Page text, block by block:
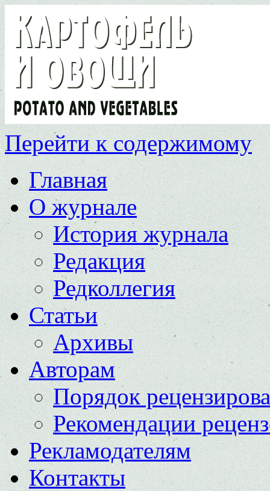
Перейти к содержимому
Главная
О журнале
История журнала
Редакция
Редколлегия
Статьи
Архивы
Авторам
Порядок
Рекомендации
Рекламодателям
Контакты